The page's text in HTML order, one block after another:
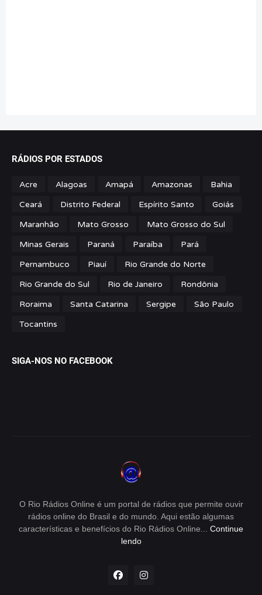
RÁDIOS POR ESTADOS
Acre Alagoas Amapá Amazonas
Bahia
Ceará
Distrito Federal Espírito Santo
Goiás
Maranhão
Mato Grosso
Mato Grosso do Sul
Minas Gerais
Paraná Paraíba
Pará
Pernambuco
Piauí
Rio Grande do Norte
Rio Grande do Sul
Rio de Janeiro
Rondônia
Roraima
Santa Catarina Sergipe
São Paulo
Tocantins
SIGA-NOS NO FACEBOOK
O Rio Rádios Online é um portal de rádios que permite ouvir
rádios online do Brasil e do mundo. Aqui estão algumas
características e benefícios do Rio Rádios Online...
Continue
lendo